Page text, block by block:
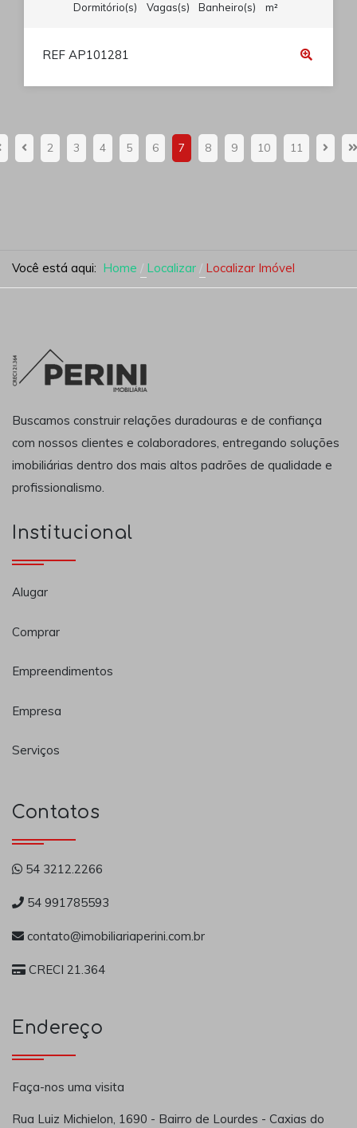
Dormitório(s)
Vagas(s)
Banheiro(s)
m²
REF AP101281
2 3 4 5 6 7 8 9 10 11
Você está aqui: Home Localizar Localizar Imóvel
Buscamos construir relações duradouras e de confiança
com nossos clientes e colaboradores, entregando soluções
imobiliárias dentro dos mais altos padrões de qualidade e
profissionalismo.
Institucional
Alugar
Comprar
Empreendimentos
Empresa
Serviços
Contatos
54 3212.2266
54 991785593
contato@imobiliariaperini.com.br
CRECI 21.364
Endereço
Faça-nos uma visita
Rua Luiz Michielon, 1690 - Bairro de Lourdes - Caxias do